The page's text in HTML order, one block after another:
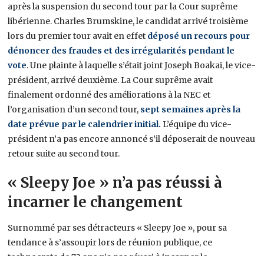
après la suspension du second tour par la Cour suprême
libérienne. Charles Brumskine, le candidat arrivé troisième
lors du premier tour avait en effet déposé un recours pour
dénoncer des fraudes et des irrégularités pendant le
vote. Une plainte à laquelle s’était joint Joseph Boakai, le vice-
président, arrivé deuxième. La Cour suprême avait
finalement ordonné des améliorations à la NEC et
l’organisation d’un second tour, sept semaines après la
date prévue par le calendrier initial. L’équipe du vice-
président n’a pas encore annoncé s’il déposerait de nouveau
retour suite au second tour.
« Sleepy Joe » n’a pas réussi à
incarner le changement
Surnommé par ses détracteurs « Sleepy Joe », pour sa
tendance à s’assoupir lors de réunion publique, ce